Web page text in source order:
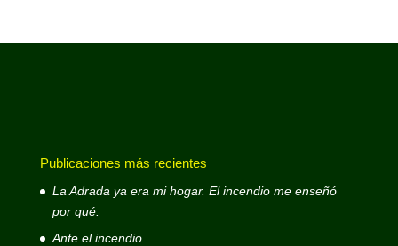
Publicaciones más recientes
La Adrada ya era mi hogar. El incendio me enseñó
por qué.
Ante el incendio